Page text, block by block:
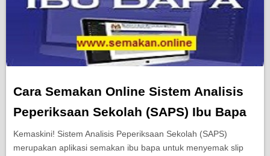
Kerja Kosong Terkini
Cara Semakan Online Sistem Analisis
Peperiksaan Sekolah (SAPS) Ibu Bapa
Kemaskini! Sistem Analisis Peperiksaan Sekolah (SAPS)
merupakan aplikasi semakan ibu bapa untuk menyemak slip